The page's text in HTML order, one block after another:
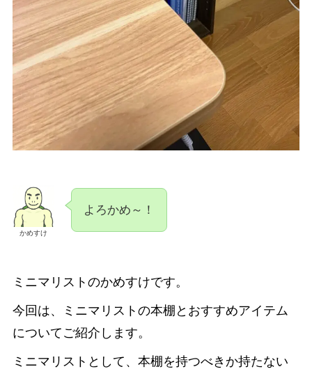
かめすけ
よろかめ～！
ミニマリストのかめすけです。
今回は、ミニマリストの本棚とおすすめアイテム
についてご紹介します。
ミニマリストとして、本棚を持つべきか持たない